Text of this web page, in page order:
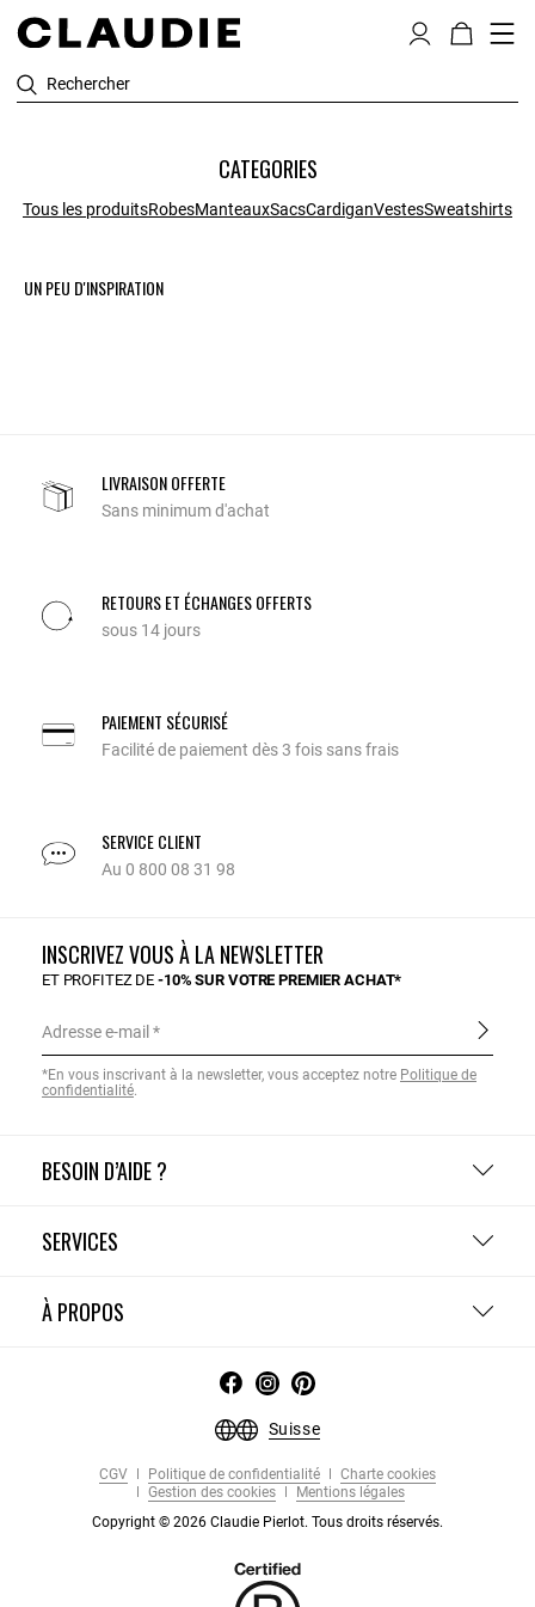
Rechercher
CATEGORIES
Tous les produitsRobesManteauxSacsCardiganVestesSweatshirts
UN PEU D'INSPIRATION
LIVRAISON OFFERTE
Sans minimum d'achat
RETOURS ET ÉCHANGES OFFERTS
sous 14 jours
PAIEMENT SÉCURISÉ
Facilité de paiement dès 3 fois sans frais
SERVICE CLIENT
Au 0 800 08 31 98
BESOIN D’AIDE ?
SERVICES
À PROPOS
INSCRIVEZ VOUS À LA NEWSLETTER
ET PROFITEZ DE-10% SUR VOTRE PREMIER ACHAT*
Adresse e-mail
*En vous inscrivant à la newsletter, vous acceptez notre Politique de
confidentialité.
Suisse
CGV Politique de confidentialité
Charte cookies
Gestion des cookies
Mentions légales
Copyright © 2026 Claudie Pierlot. Tous droits réservés.